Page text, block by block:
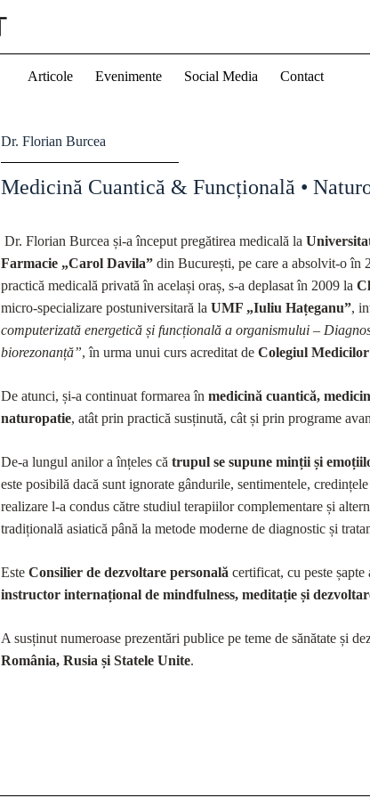
Articole Evenimente Social Media Contact
Dr. Florian Burcea
Medicină Cuantică & Funcțională •
Dr. Florian Burcea și-a început pregătirea medicală la
Farmacie „Carol Davila” din București, pe care a absolvit-o în
practică medicală privată în același oraș, s-a deplasat în 2009 la
micro-specializare postuniversitară la UMF „Iuliu Hațeganu”,
computerizată energetică și funcțională a organismului –
biorezonanță”, în urma unui curs acreditat de Colegiul
De atunci, și-a continuat formarea în medicină cuantică,
naturopatie, atât prin practică susținută, cât și prin programe
De-a lungul anilor a înțeles că trupul se supune minții și
este posibilă dacă sunt ignorate gândurile, sentimentele,
realizare l-a condus către studiul terapiilor complementare și
tradițională asiatică până la metode moderne de diagnostic și
Este Consilier de dezvoltare personală certificat, cu peste șapte
instructor internațional de mindfulness, meditație și
A susținut numeroase prezentări publice pe teme de sănătate și
România, Rusia și Statele Unite.